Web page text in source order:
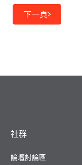
下一頁
社群
論壇討論區